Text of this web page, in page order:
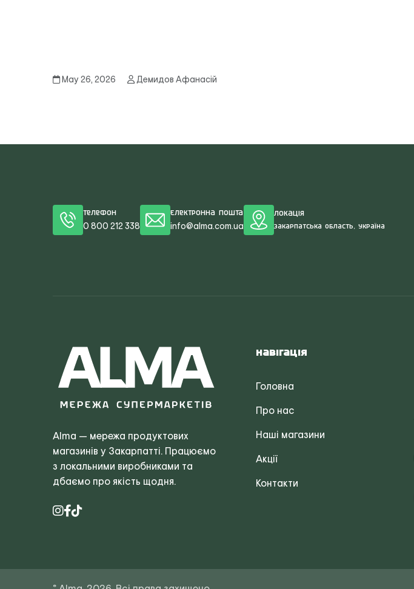
May 26, 2026 Демидов Афанасій
Телефон
0 800 212 338
Електронна пошта
info@alma.com.ua
Локація
Закарпатська область, Україна
Alma — мережа продуктових
магазинів у Закарпатті. Працюємо
з локальними виробниками та
дбаємо про якість щодня.
Навігація
Головна
Про нас
Наші магазини
Акції
Контакти